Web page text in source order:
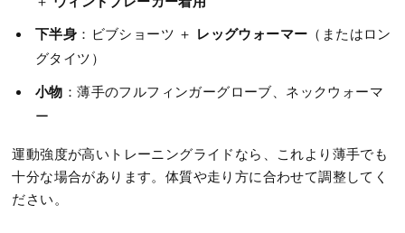
下半身 ：ビブショーツ ＋ レッグウォーマー （またはロン
グタイツ）
小物 ：薄手のフルフィンガーグローブ、ネックウォーマ
ー
運動強度が高いトレーニングライドなら、これより薄手でも
十分な場合があります。体質や走り方に合わせて調整してく
ださい。